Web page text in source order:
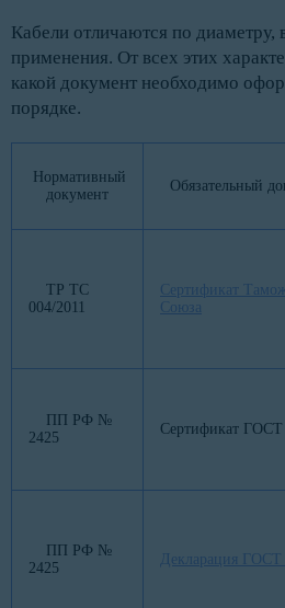
Кабели отличаются по диаметру,
применения. От всех этих
какой документ необходимо
порядке.
Нормативный
документ
Обязательный
ТР ТС
004/2011
Сертификат
Союза
ПП РФ №
2425
Сертификат ГОСТ
ПП РФ №
2425
Декларация ГОСТ